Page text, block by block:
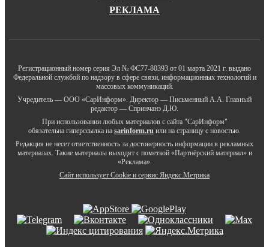
РЕКЛАМА
Регистрационный номер серия Эл № ФС77-80393 от 01 марта 2021 г. выдано
Федеральной службой по надзору в сфере связи, информационных технологий и
массовых коммуникаций.
Учредитель — ООО «СарИнформ». Директор — Письменный А.А. Главный
редактор — Спринчанэ Д.Ю.
При использовании любых материалов с сайта "СарИнформ"
обязательна гиперссылка на sarinform.ru или на страницу с новостью.
Редакция не несет ответственность за достоверность информации в рекламных
материалах. Такие материалы выходят с пометкой «Партнёрский материал» и
«Реклама».
Сайт использует Cookie и сервиc Яндекс.Метрика